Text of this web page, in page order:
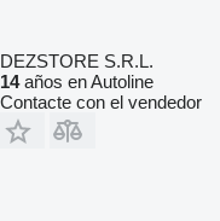
DEZSTORE S.R.L.
14años en Autoline
Contacte con el vendedor